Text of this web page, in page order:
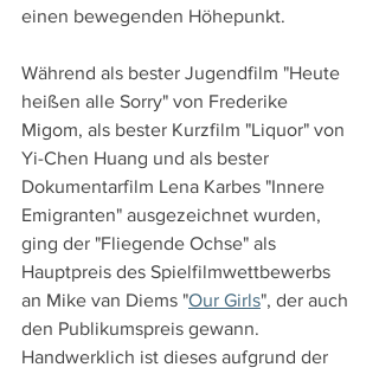
einen bewegenden Höhepunkt.
Während als bester Jugendfilm "Heute
heißen alle Sorry" von Frederike
Migom, als bester Kurzfilm "Liquor" von
Yi-Chen Huang und als bester
Dokumentarfilm Lena Karbes "Innere
Emigranten" ausgezeichnet wurden,
ging der "Fliegende Ochse" als
Hauptpreis des Spielfilmwettbewerbs
an Mike van Diems "Our Girls", der auch
den Publikumspreis gewann.
Handwerklich ist dieses aufgrund der